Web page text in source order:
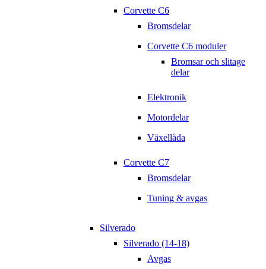
Corvette C6
Bromsdelar
Corvette C6 moduler
Bromsar och slitage
delar
Elektronik
Motordelar
Växellåda
Corvette C7
Bromsdelar
Tuning & avgas
Silverado
Silverado (14-18)
Avgas